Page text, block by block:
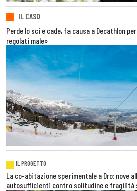
IL CASO
Perde lo sci e cade, fa causa a Decathlon
regolati male»
IL PROGETTO
La co-abitazione sperimentale a Dro: nove
autosufficienti contro solitudine e fragilità